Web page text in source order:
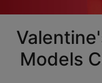
Models